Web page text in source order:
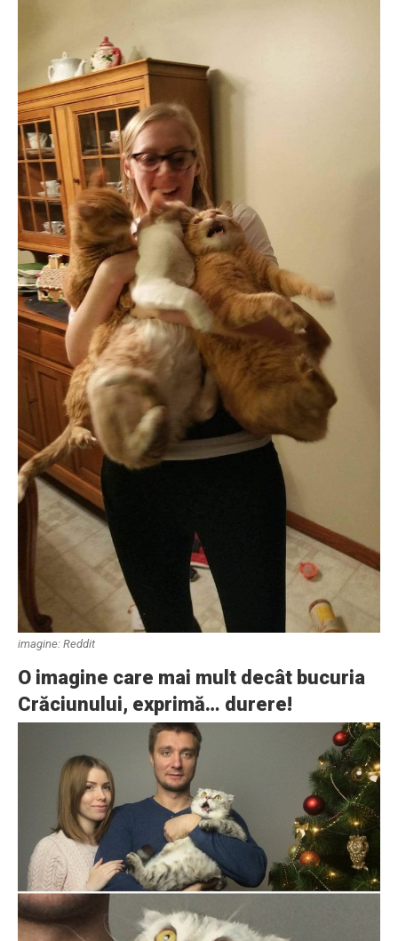
imagine: Reddit
O imagine care mai mult decât bucuria
Crăciunului, exprimă… durere!